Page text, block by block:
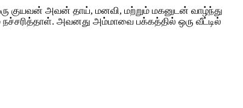
குயவன் அவன் தாய், மனவி, மற்றும் மகனுடன் வாழ்ந்து
அவனது அம்மாவை பக்கத்தில் ஒரு வீட்டில்